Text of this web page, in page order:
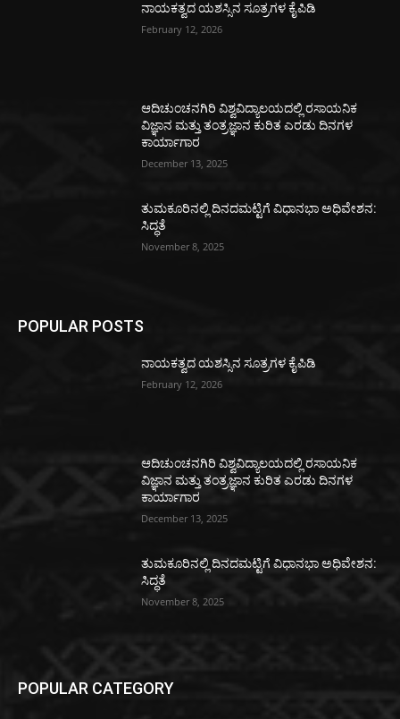
ನಾಯಕತ್ವದ ಯಶಸ್ಸಿನ ಸೂತ್ರಗಳ ಕೈಪಿಡಿ
February 12, 2026
ಆದಿಚುಂಚನಗಿರಿ ವಿಶ್ವವಿದ್ಯಾಲಯದಲ್ಲಿ ರಸಾಯನಿಕ
ವಿಜ್ಞಾನ ಮತ್ತು ತಂತ್ರಜ್ಞಾನ ಕುರಿತ ಎರಡು ದಿನಗಳ
ಕಾರ್ಯಾಗಾರ
December 13, 2025
ತುಮಕೂರಿನಲ್ಲಿ ದಿನದಮಟ್ಟಿಗೆ ವಿಧಾನಭಾ ಅಧಿವೇಶನ:
ಸಿದ್ಧತೆ
November 8, 2025
POPULAR POSTS
ನಾಯಕತ್ವದ ಯಶಸ್ಸಿನ ಸೂತ್ರಗಳ ಕೈಪಿಡಿ
February 12, 2026
ಆದಿಚುಂಚನಗಿರಿ ವಿಶ್ವವಿದ್ಯಾಲಯದಲ್ಲಿ ರಸಾಯನಿಕ
ವಿಜ್ಞಾನ ಮತ್ತು ತಂತ್ರಜ್ಞಾನ ಕುರಿತ ಎರಡು ದಿನಗಳ
ಕಾರ್ಯಾಗಾರ
December 13, 2025
ತುಮಕೂರಿನಲ್ಲಿ ದಿನದಮಟ್ಟಿಗೆ ವಿಧಾನಭಾ ಅಧಿವೇಶನ:
ಸಿದ್ಧತೆ
November 8, 2025
POPULAR CATEGORY